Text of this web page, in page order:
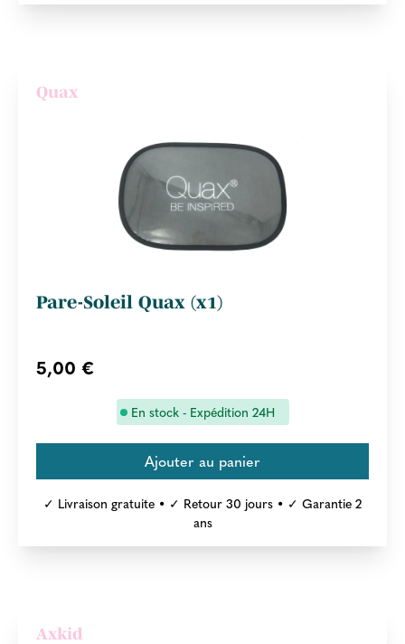
Quax
Pare-Soleil Quax (x1)
5,00 €
En stock - Expédition 24H
✓ Livraison gratuite • ✓ Retour 30 jours • ✓ Garantie 2
ans
Axkid